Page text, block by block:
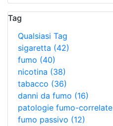
Tag
Qualsiasi Tag
sigaretta (42)
fumo (40)
nicotina (38)
tabacco (36)
danni da fumo (16)
patologie fumo-correlate
fumo passivo (12)